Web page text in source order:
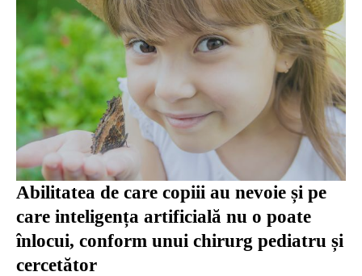
Abilitatea de care copiii au nevoie și pe
care inteligența artificială nu o poate
înlocui, conform unui chirurg pediatru și
cercetător